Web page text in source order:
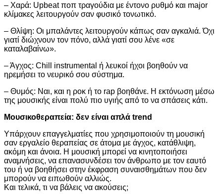
– Χαρά: Upbeat ποπ τραγούδια με έντονο ρυθμό και major
κλίμακες λειτουργούν σαν φυσικό τονωτικό.
– Θλίψη: Οι μπαλάντες λειτουργούν κάπως σαν αγκαλιά. Όχι
γιατί διώχνουν τον πόνο, αλλά γιατί σου λένε «σε
καταλαβαίνω».
– Άγχος: Chill instrumental ή λευκοί ήχοι βοηθούν να
ηρεμήσει το νευρικό σου σύστημα.
– Θυμός: Ναι, και η ροκ ή το rap βοηθάνε. Η εκτόνωση μέσω
της μουσικής είναι πολύ πιο υγιής από το να σπάσεις κάτι.
Μουσικοθεραπεία: δεν είναι απλά trend
Υπάρχουν επαγγελματίες που χρησιμοποιούν τη μουσική
σαν εργαλείο θεραπείας σε άτομα με άγχος, κατάθλιψη,
ακόμη και άνοια. Η μουσική μπορεί να κινητοποιήσει
αναμνήσεις, να επανασυνδέσει τον άνθρωπο με τον εαυτό
του ή να βοηθήσει στην έκφραση συναισθημάτων που δεν
μπορούν να ειπωθούν αλλιώς.
Και τελικά, τι να βάλεις να ακούσεις;